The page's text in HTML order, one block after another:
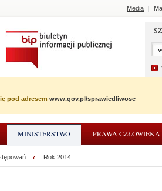
Media |
pod adresem www.gov.pl/sprawiedliwosc
MINISTERSTWO PRAWA CZŁOWIEKA
Rok 2014